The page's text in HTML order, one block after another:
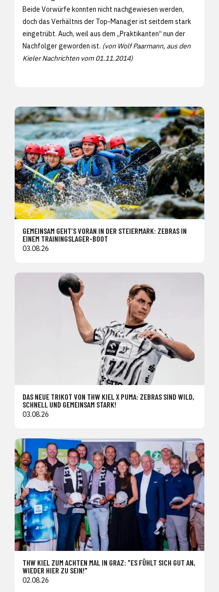
Beide Vorwürfe konnten nicht nachgewiesen werden,
doch das Verhältnis der Top-Manager ist seitdem stark
eingetrübt. Auch, weil aus dem „Praktikanten“ nun der
Nachfolger geworden ist. (von Wolf Paarmann, aus den
Kieler Nachrichten vom 01.11.2014)
GEMEINSAM GEHT’S VORAN IN DER STEIERMARK: ZEBRAS IN
EINEM TRAININGSLAGER-BOOT
03.08.26
DAS NEUE TRIKOT VON THW KIEL X PUMA: ZEBRAS SIND WILD,
SCHNELL UND GEMEINSAM STARK!
03.08.26
THW KIEL ZUM ACHTEN MAL IN GRAZ: "ES FÜHLT SICH GUT AN,
WIEDER HIER ZU SEIN!"
02.08.26